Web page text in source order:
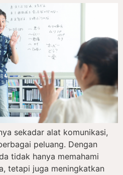
sekadar alat komunikasi,
peluang. Dengan
tidak hanya memahami
tetapi juga meningkatkan